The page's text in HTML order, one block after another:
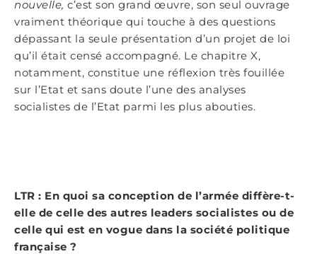
nouvelle, c’est son grand œuvre, son seul ouvrage
vraiment théorique qui touche à des questions
dépassant la seule présentation d’un projet de loi
qu’il était censé accompagné. Le chapitre X,
notamment, constitue une réflexion très fouillée
sur l’Etat et sans doute l’une des analyses
socialistes de l’Etat parmi les plus abouties.
LTR : En quoi sa conception de l’armée diffère-t-
elle de celle des autres leaders socialistes ou de
celle qui est en vogue dans la société politique
française ?